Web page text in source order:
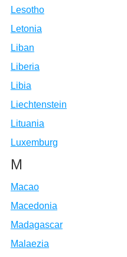
Lesotho
Letonia
Liban
Liberia
Libia
Liechtenstein
Lituania
Luxemburg
M
Macao
Macedonia
Madagascar
Malaezia